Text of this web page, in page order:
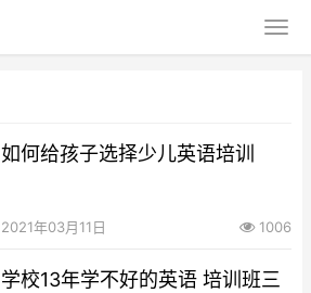
如何给孩子选择少儿英语培训
2021年03月11日 1006
学校13年学不好的英语 培训班三